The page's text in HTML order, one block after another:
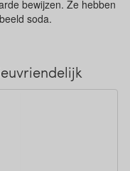
bewijzen. Ze hebben
soda.